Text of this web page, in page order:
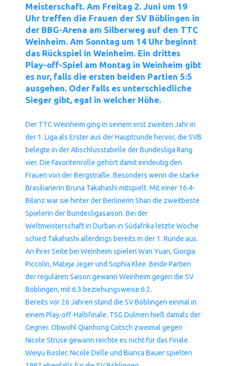
Meisterschaft. Am Freitag 2. Juni um 19
Uhr treffen die Frauen der SV Böblingen in
der BBG-Arena am Silberweg auf den TTC
Weinheim. Am Sonntag um 14 Uhr beginnt
das Rückspiel in Weinheim. Ein drittes
Play-off-Spiel am Montag in Weinheim gibt
es nur, falls die ersten beiden Partien 5:5
ausgehen. Oder falls es unterschiedliche
Sieger gibt, egal in welcher Höhe.
Der TTC Weinheim ging in seinem erst zweiten Jahr in
der 1. Liga als Erster aus der Hauptrunde hervor, die SVB
belegte in der Abschlusstabelle der Bundesliga Rang
vier. Die Favoritenrolle gehört damit eindeutig den
Frauen von der Bergstraße. Besonders wenn die starke
Brasilianerin Bruna Takahashi mitspielt. Mit einer 16:4-
Bilanz war sie hinter der Berlinerin Shan die zweitbeste
Spielerin der Bundesligasaison. Bei der
Weltmeisterschaft in Durban in Südafrika letzte Woche
schied Takahashi allerdings bereits in der 1. Runde aus.
An ihrer Seite bei Weinheim spielen Wan Yuan, Giorgia
Piccolin, Mateja Jeger und Sophia Klee. Beide Partien
der regulären Saison gewann Weinheim gegen die SV
Böblingen, mit 6:3 beziehungsweise 6:2.
Bereits vor 26 Jahren stand die SV Böblingen einmal in
einem Play-off-Halbfinale. TSG Dülmen hieß damals der
Gegner. Obwohl Qianhong Gotsch zweimal gegen
Nicole Struse gewann reichte es nicht für das Finale.
Weiyu Bosler, Nicole Delle und Bianca Bauer spielten